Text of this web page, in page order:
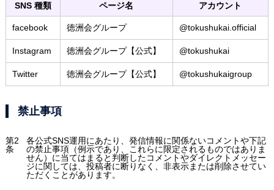
SNS 種類 ページ名 アカウント
facebook 徳洲会グループ @tokushukai.official
Instagram 徳洲会グループ【公式】 @tokushukai
Twitter 徳洲会グループ【公式】 @tokushukaigroup
禁止事項
第2
条
各公式SNS運用にあたり、発信情報に関係ないコメントや下記
の禁止事項（例示であり、これらに限定されるものではありま
せん）に当てはまると判断したコメントやダイレクトメッセー
ジに関しては、投稿者に断りなく、非表示または削除させてい
ただくことがあります。